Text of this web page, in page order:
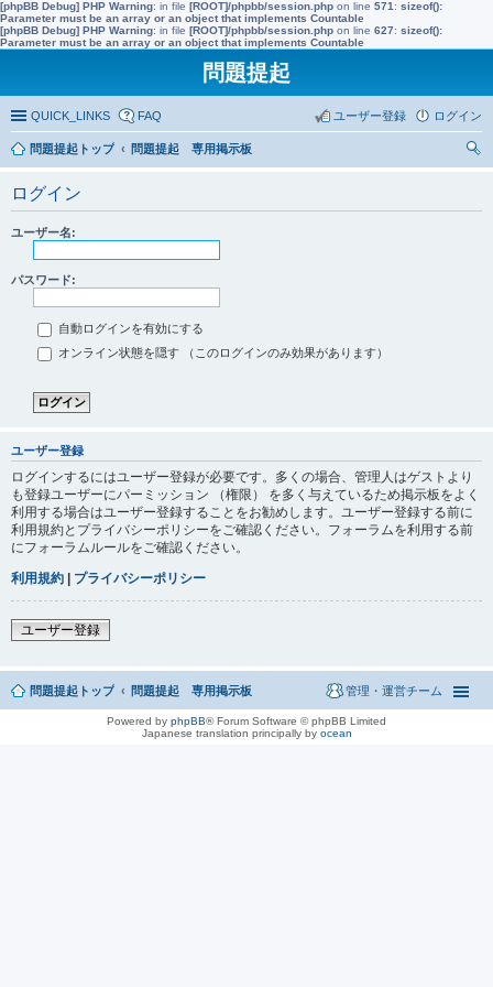
[phpBB Debug] PHP Warning: in file [ROOT]/phpbb/session.php on line 571 : sizeof():
Parameter must be an array or an object that implements Countable
[phpBB Debug] PHP Warning: in file [ROOT]/phpbb/session.php on line 627: sizeof():
Parameter must be an array or an object that implements Countable
問題提起
QUICK_LINKS FAQ ログイン
ユーザー登録
問題提起トップ
問題提起 専用掲示板
ログイン
ユーザー名:
パスワード:
自動ログインを有効にする
オンライン状態を隠す （このログインのみ効果があります）
ユーザー登録
ログインするにはユーザー登録が必要です。多くの場合、管理人はゲストより
も登録ユーザーにパーミッション （権限） を多く与えているため掲示板をよく
利用する場合はユーザー登録することをお勧めします。ユーザー登録する前に
利用規約とプライバシーポリシーをご確認ください。フォーラムを利用する前
にフォーラムルールをご確認ください。
利用規約 | プライバシーポリシー
ユーザー登録
問題提起トップ 問題提起 専用掲示板 管理・運営チーム
Powered by phpBB® Forum Software © phpBB Limited
Japanese translation principally by ocean